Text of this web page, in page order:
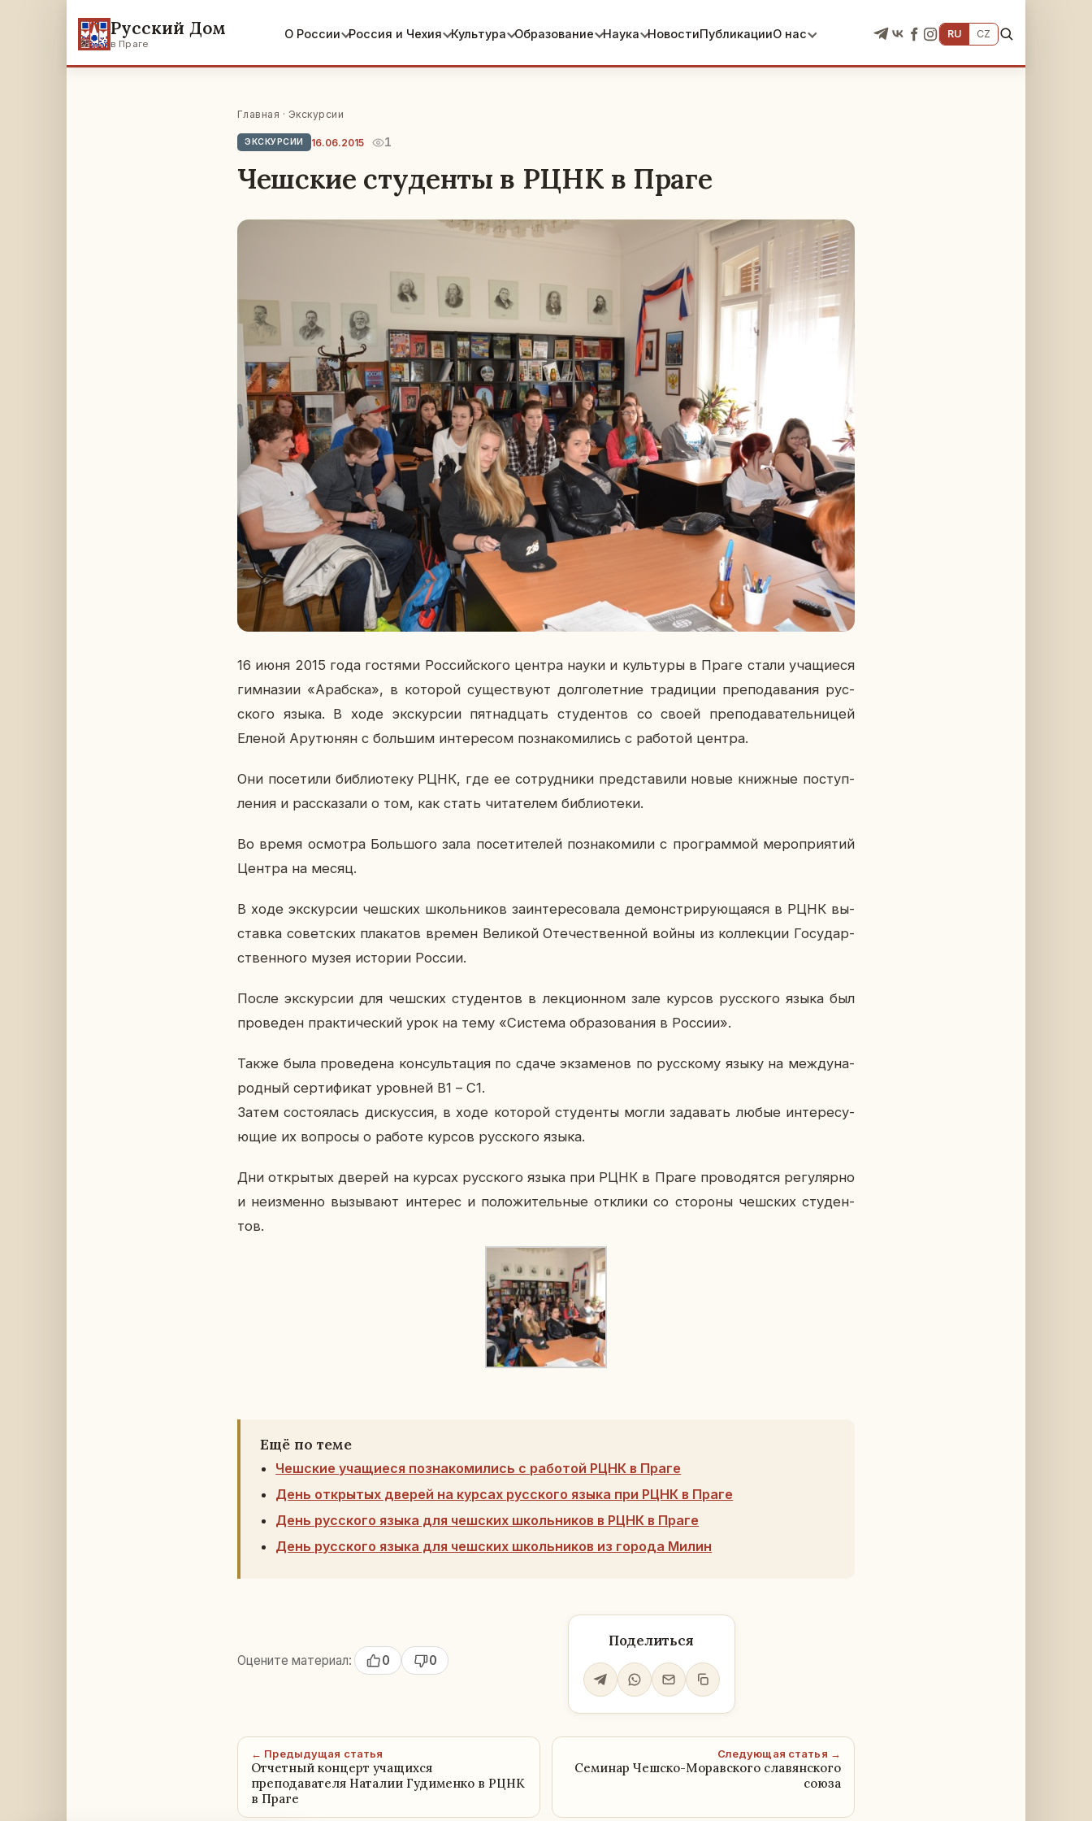
Русский Дом
в Праге
О России Россия и Чехия Культура Образование Наука НовостиПубликацииО нас RU CZ
Главная · Экскурсии
ЭКСКУРСИИ 16.06.2015 1
Чешские студенты в РЦНК в Праге
16 июня 2015 года го­стя­ми Рос­сий­ско­го центра науки и куль­ту­ры в Праге стали уча­щи­е­ся
гим­на­зии «Араб­ска», в ко­то­рой су­ще­ству­ют дол­го­лет­ние тра­ди­ции пре­по­да­ва­ния рус­
ско­го языка. В ходе экс­кур­сии пят­на­дцать сту­ден­тов со своей пре­по­да­ва­тель­ни­цей
Еленой Ар­утю­нян с боль­шим ин­те­ре­сом по­зна­ко­ми­лись с ра­бо­той центра.
Они по­се­ти­ли биб­лио­те­ку РЦНК, где ее со­труд­ни­ки пред­ста­ви­ли новые книж­ные по­ступ­
ле­ния и рас­ска­за­ли о том, как стать чи­та­те­лем биб­лио­те­ки.
Во время осмот­ра Боль­шо­го зала по­се­ти­те­лей по­зна­ко­ми­ли с про­грам­мой ме­ро­при­я­тий
Центра на месяц.
В ходе экс­кур­сии чеш­ских школь­ни­ков за­ин­те­ре­со­ва­ла де­мон­стри­ру­ю­ща­я­ся в РЦНК вы­
став­ка со­вет­ских пла­ка­тов времен Ве­ли­кой Оте­че­ствен­ной войны из кол­лек­ции Го­су­дар­
ствен­но­го музея ис­то­рии России.
После экс­кур­сии для чеш­ских сту­ден­тов в лек­ци­он­ном зале курсов рус­ско­го языка был
про­ве­ден прак­ти­че­ский урок на тему «Си­сте­ма об­ра­зо­ва­ния в России».
Также была про­ве­де­на кон­суль­та­ция по сдаче эк­за­ме­нов по рус­ско­му языку на меж­ду­на­
род­ный сер­ти­фи­кат уров­ней В1 – С1.
Затем со­сто­я­лась дис­кус­сия, в ходе ко­то­рой сту­ден­ты могли за­да­вать любые ин­те­ре­су­
ю­щие их во­про­сы о работе курсов рус­ско­го языка.
Дни от­кры­тых дверей на курсах рус­ско­го языка при РЦНК в Праге про­во­дят­ся ре­гу­ляр­но
и неиз­мен­но вы­зы­ва­ют ин­те­рес и по­ло­жи­тель­ные от­кли­ки со сто­ро­ны чеш­ских сту­ден­
тов.
Ещё по теме
Чешские учащиеся познакомились с работой РЦНК в Праге
День открытых дверей на курсах русского языка при РЦНК в Праге
День русского языка для чешских школьников в РЦНК в Праге
День русского языка для чешских школьников из города Милин
Оцените материал: 0 0
Поделиться
← Предыдущая статья
Отчетный концерт учащихся
преподавателя Наталии Гудименко в РЦНК
в Праге
Следующая статья →
Семинар Чешско-Моравского славянского
союза